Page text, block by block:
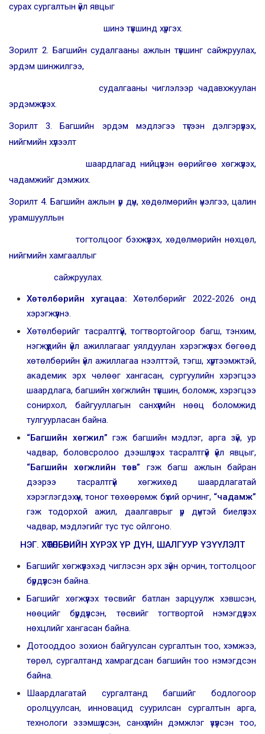
сурах сургалтын үйл явцыг
шинэ түвшинд хүргэх.
Зорилт 2. Багшийн судалгааны ажлын түвшинг сайжруулах,
эрдэм шинжилгээ,
судалгааны чиглэлээр чадавхжуулан
эрдэмжүүлэх.
Зорилт 3. Багшийн эрдэм мэдлэгээ түгээн дэлгэрүүлэх,
нийгмийн хүлээлт
шаардлагад нийцүүлэн өөрийгөө хөгжүүлэх,
чадамжийг дэмжих.
Зорилт 4. Багшийн ажлын үр дүн, хөдөлмөрийн үнэлгээ, цалин
урамшууллын
тогтолцоог бэхжүүлэх, хөдөлмөрийн нөхцөл,
нийгмийн хамгааллыг
сайжруулах.
Хөтөлбөрийн хугацаа: Хөтөлбөрийг 2022-2026 онд
хэрэгжүүлнэ.
Хөтөлбөрийг тасралтгүй, тогтвортойгоор багш, тэнхим,
нэгжүүдийн үйл ажиллагааг уялдуулан хэрэгжүүлэх бөгөөд
хөтөлбөрийн үйл ажиллагаа нээлттэй, тэгш, хүртээмжтэй,
академик эрх чөлөөг хангасан, сургуулийн хэрэгцээ
шаардлага, багшийн хөгжлийн түвшин, боломж, хэрэгцээ
сонирхол, байгууллагын санхүүгийн нөөц боломжид
тулгуурласан байна.
“Багшийн хөгжил” гэж багшийн мэдлэг, арга зүй, ур
чадвар, боловсролоо дээшлүүлэх тасралтгүй үйл явцыг,
“Багшийн хөгжлийн төв” гэж багш ажлын байран
дээрээ тасралтгүй хөгжихөд шаардлагатай
хэрэглэгдэхүүн, тоног төхөөрөмж бүхий орчинг, “чадамж”
гэж тодорхой ажил, даалгаврыг үр дүнтэй биелүүлэх
чадвар, мэдлэгийг тус тус ойлгоно.
НЭГ. ХӨТӨЛБӨРИЙН ХҮРЭХ ҮР ДҮН, ШАЛГУУР ҮЗҮҮЛЭЛТ
Багшийг хөгжүүлэхэд чиглэсэн эрх зүйн орчин, тогтолцоог
бүрдүүлсэн байна.
Багшийг хөгжүүлэх төсвийг батлан зарцуулж хэвшсэн,
нөөцийг бүрдүүлсэн, төсвийг тогтвортой нэмэгдүүлэх
нөхцлийг хангасан байна.
Дотооддоо зохион байгуулсан сургалтын тоо, хэмжээ,
төрөл, сургалтанд хамрагдсан багшийн тоо нэмэгдсэн
байна.
Шаардлагатай сургалтанд багшийг бодлогоор
оролцуулсан, инновацид суурилсан сургалтын арга,
технологи эзэмшүүлсэн, санхүүгийн дэмжлэг үзүүлсэн тоо,